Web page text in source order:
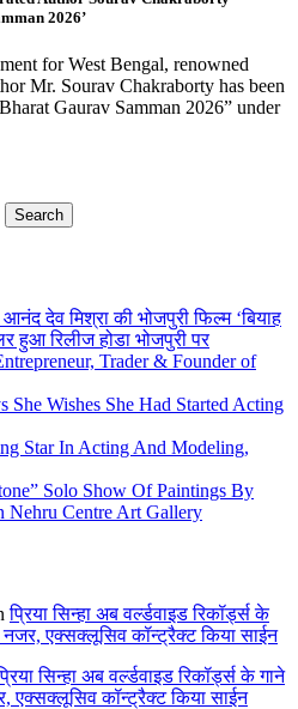
2026’
for West Bengal, renowned
Mr. Sourav Chakraborty has been
Gaurav Samman 2026” under
Search
देव मिश्रा की भोजपुरी फिल्म ‘बियाह
हुआ रिलीज होडा भोजपुरी पर
Trader & Founder of
She Wishes She Had Started Acting
Star In Acting And Modeling,
Solo Show Of Paintings By
Nehru Centre Art Gallery
प्रिया सिन्हा अब वर्ल्डवाइड रिकॉर्ड्स के
नजर, एक्सक्लूसिव कॉन्ट्रैक्ट किया साईन
सिन्हा अब वर्ल्डवाइड रिकॉर्ड्स के गाने
एक्सक्लूसिव कॉन्ट्रैक्ट किया साईन